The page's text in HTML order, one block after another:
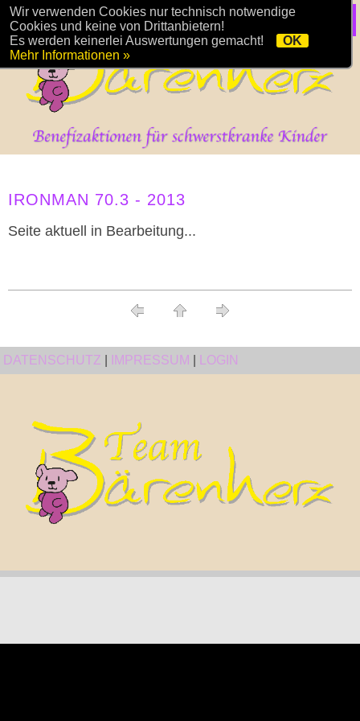
IRONMAN 70.3 - 2013
Seite aktuell in Bearbeitung...
DATENSCHUTZ IMPRESSUM LOGIN
Wir verwenden Cookies nur technisch notwendige
Cookies und keine von Drittanbietern!
Es werden keinerlei Auswertungen gemacht!
OK
Mehr Informationen »